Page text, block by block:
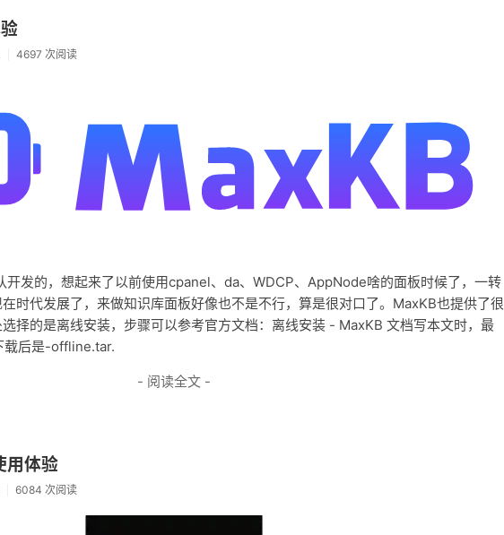
4697 次阅读
开发的，想起来了以前使用cpanel、da、WDCP、AppNode啥的面板时候了，一转
时代发展了，来做知识库面板好像也不是不行，算是很对口了。MaxKB也提供了很
择的是离线安装，步骤可以参考官方文档：离线安装 - MaxKB 文档写本文时，最
载后是-offline.tar.
- 阅读全文 -
用体验
6084 次阅读